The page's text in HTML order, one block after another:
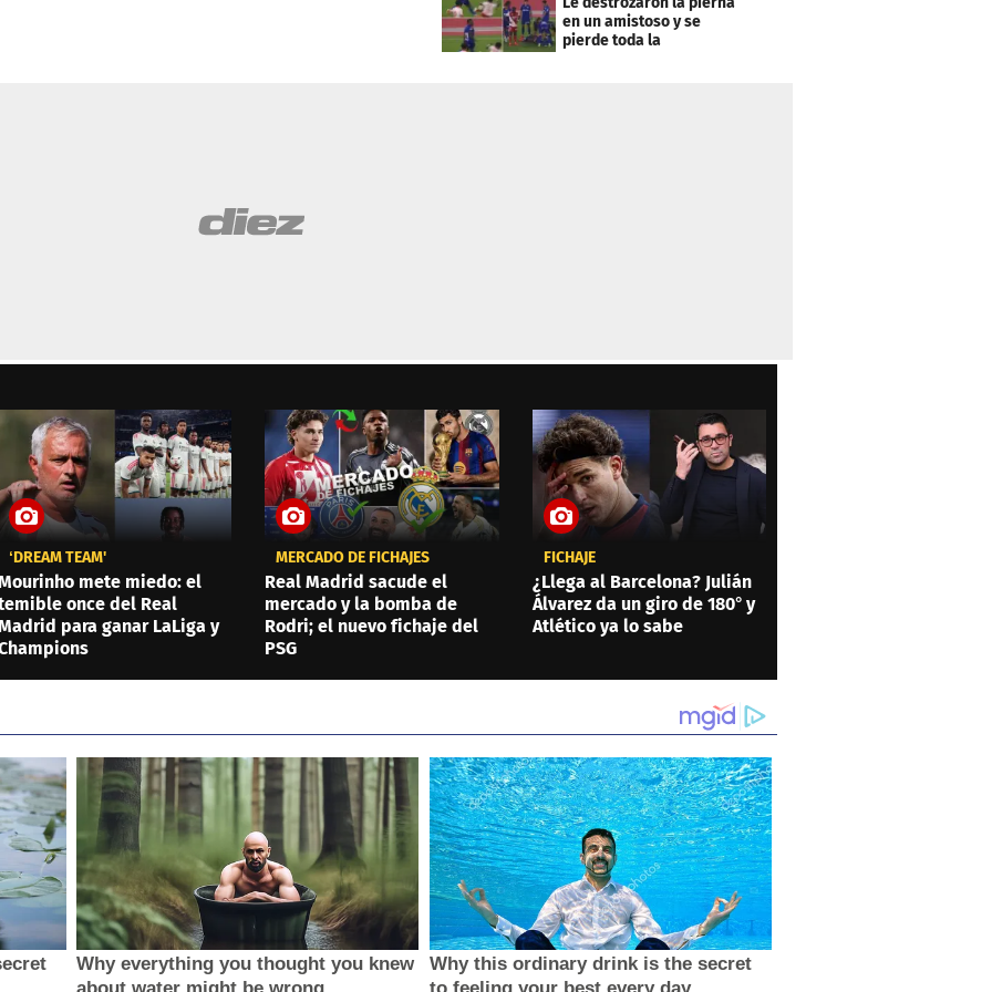
en un amistoso y se
pierde toda la
‘DREAM TEAM'
mete miedo: el
once del Real
para ganar LaLiga y
MERCADO DE FICHAJES
Real Madrid sacude el
mercado y la bomba de
Rodri; el nuevo fichaje del
PSG
FICHAJE
¿Llega al Barcelona? Julián
Álvarez da un giro de 180° y
Atlético ya lo sabe